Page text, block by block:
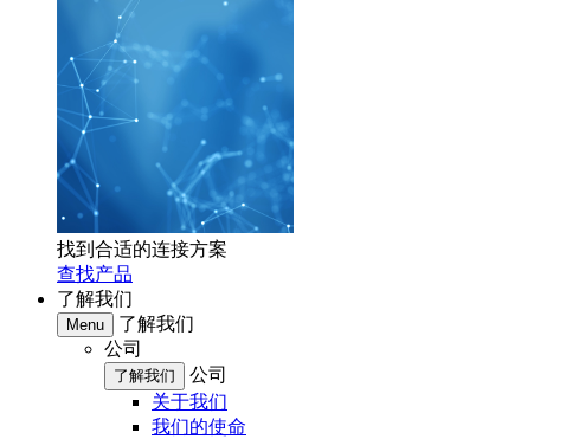
找到合适的连接方案
查找产品
了解我们
Menu
了解我们
公司
了解我们
公司
关于我们
我们的使命